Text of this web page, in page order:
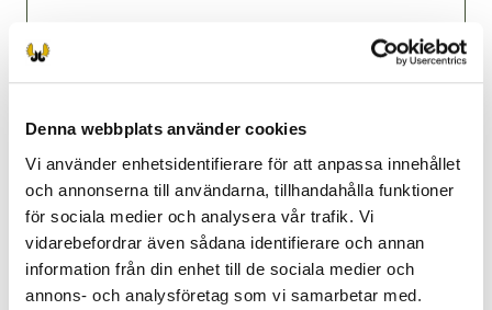
Denna webbplats använder cookies
Vi använder enhetsidentifierare för att anpassa innehållet
och annonserna till användarna, tillhandahålla funktioner
för sociala medier och analysera vår trafik. Vi
vidarebefordrar även sådana identifierare och annan
information från din enhet till de sociala medier och
annons- och analysföretag som vi samarbetar med.
Kurssin hinta: 36 euroa
Ilmoittautuminen Sataopiston nettisivulta:
https://uusi.opistopalvelut.fi/sataopisto/fi/cour
se/13123
Ilmoittautuminen viimeistään 7.9.2026